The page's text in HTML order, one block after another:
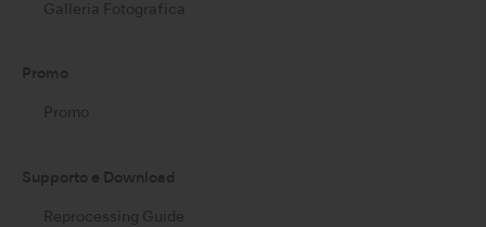
Galleria Fotografica
Promo
Promo
Supporto e Download
Reprocessing Guide